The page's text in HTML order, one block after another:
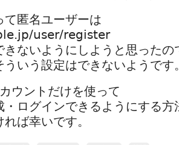
て匿名ユーザーは
user/register
ないようにしようと思ったの
いう設定はできないようです
ウントだけを使って
・ログインできるようにする方
ば幸いです。